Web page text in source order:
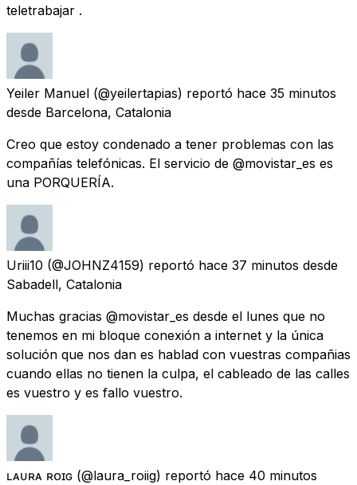
teletrabajar .
Yeiler Manuel (@yeilertapias) reportó hace 35 minutos
desde Barcelona, Catalonia
Creo que estoy condenado a tener problemas con las
compañías telefónicas. El servicio de @movistar_es es
una PORQUERÍA.
Uriii10 (@JOHNZ4159) reportó hace 37 minutos desde
Sabadell, Catalonia
Muchas gracias @movistar_es desde el lunes que no
tenemos en mi bloque conexión a internet y la única
solución que nos dan es hablad con vuestras compañias
cuando ellas no tienen la culpa, el cableado de las calles
es vuestro y es fallo vuestro.
ʟᴀᴜʀᴀ ʀᴏɪɢ (@laura_roiig) reportó hace 40 minutos